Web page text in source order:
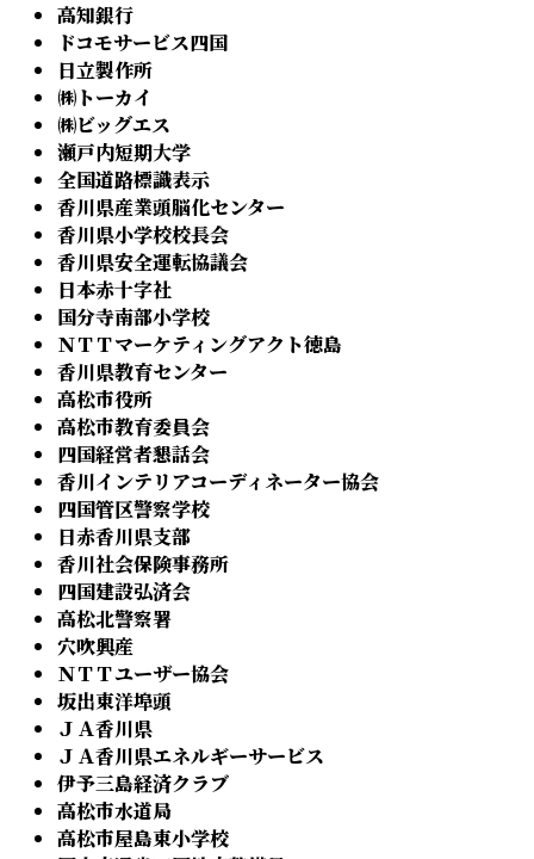
高知銀行
ドコモサービス四国
日立製作所
㈱トーカイ
㈱ビッグエス
瀬戸内短期大学
全国道路標識表示
香川県産業頭脳化センター
香川県小学校校長会
香川県安全運転協議会
日本赤十字社
国分寺南部小学校
ＮＴＴマーケティングアクト徳島
香川県教育センター
高松市役所
高松市教育委員会
四国経営者懇話会
香川インテリアコーディネーター協会
四国管区警察学校
日赤香川県支部
香川社会保険事務所
四国建設弘済会
高松北警察署
穴吹興産
ＮＴＴユーザー協会
坂出東洋埠頭
ＪＡ香川県
ＪＡ香川県エネルギーサービス
伊予三島経済クラブ
高松市水道局
高松市屋島東小学校